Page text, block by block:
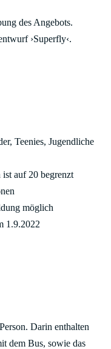
des Angebots.
›Superfly‹.
Teenies, Jugendliche
auf 20 begrenzt
möglich
1.9.2022
Darin enthalten
dem Bus, sowie das